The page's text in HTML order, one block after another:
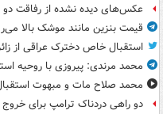
عکس‌های دیده نشده از رفاقت دو
قیمت بنزین مانند موشک بالا
استقبال خاص دخترک عراقی از
محمد مرندی: پیروزی با روحیه
محمد صلاح مات و مبهوت استقبال
دو راهی دردناک ترامپ برای خروج